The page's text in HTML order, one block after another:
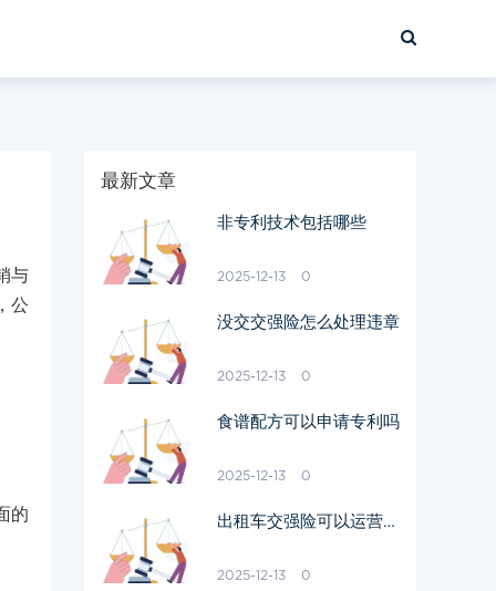
与
公
的
最新文章
非专利技术包括哪些
2025-12-13 0
没交交强险怎么处理违章
2025-12-13 0
食谱配方可以申请专利吗
2025-12-13 0
出租车交强险可以运营吗
2025-12-13 0